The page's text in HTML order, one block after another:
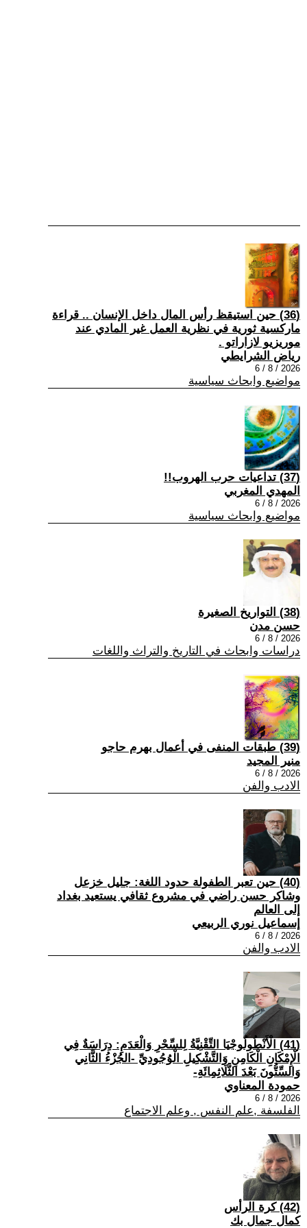
(36) حين استيقظ رأس المال داخل الإنسان .. قراءة
ماركسية ثورية في نظرية العمل غير المادي عند
موريزيو لازاراتو .
رياض الشرايطي
2026 / 8 / 6
مواضيع وابحاث سياسية
(37) تداعيات حرب الهروب!!
المهدي المغربي
2026 / 8 / 6
مواضيع وابحاث سياسية
(38) التواريخ الصغيرة
حسن مدن
2026 / 8 / 6
دراسات وابحاث في التاريخ والتراث واللغات
(39) طبقات المنفى في أعمال بهرم حاجو
منير المجيد
2026 / 8 / 6
الادب والفن
(40) حين تعبر الطفولة حدود اللغة: جليل خزعل
وشاكر حسن راضي في مشروع ثقافي يستعيد بغداد
إلى العالم
إسماعيل نوري الربيعي
2026 / 8 / 6
الادب والفن
(41) الْأَنْطُولُوجْيَا التِّقْنِيَّةُ لِلسِّحْرِ وَالْعَدَمِ: دِرَاسَةٌ فِي
الْإِمْكَانِ الْكَامِنِ وَالتَّشْكِيلِ الْوُجُودِيِّ -الجُزْءُ الثَّانِي
وَالسِّتُّونَ بَعْدَ الثَّلَاثِمِائَةِ-
حمودة المعناوي
2026 / 8 / 6
الفلسفة ,علم النفس , وعلم الاجتماع
(42) كرة الرأس
كمال جمال بك